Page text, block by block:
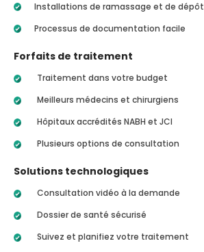
Installations de ramassage et de dépôt
Processus de documentation facile
Forfaits de traitement
Traitement dans votre budget
Meilleurs médecins et chirurgiens
Hôpitaux accrédités NABH et JCI
Plusieurs options de consultation
Solutions technologiques
Consultation vidéo à la demande
Dossier de santé sécurisé
Suivez et planifiez votre traitement